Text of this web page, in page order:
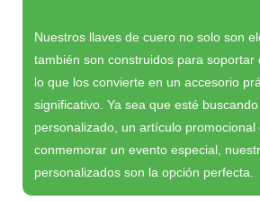
Nuestros llaves de cuero no solo son
también son construidos para soportar
lo que los convierte en un accesorio
significativo. Ya sea que esté
personalizado, un artículo promocional
conmemorar un evento especial,
personalizados son la opción perfecta.